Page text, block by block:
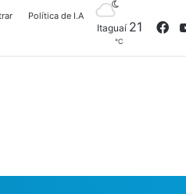
Política de I.A
Itaguaí 21
℃